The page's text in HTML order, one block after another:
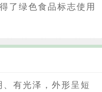
了绿色食品标志使用
有光泽，外形呈短